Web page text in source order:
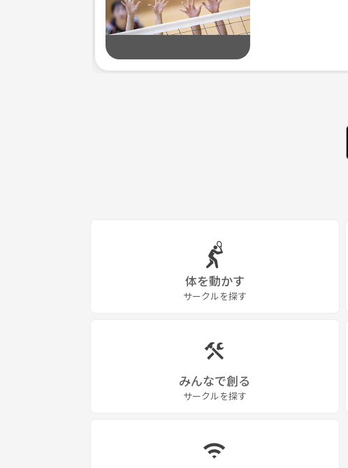
体を動かす
サークルを探す
みんなで創る
サークルを探す